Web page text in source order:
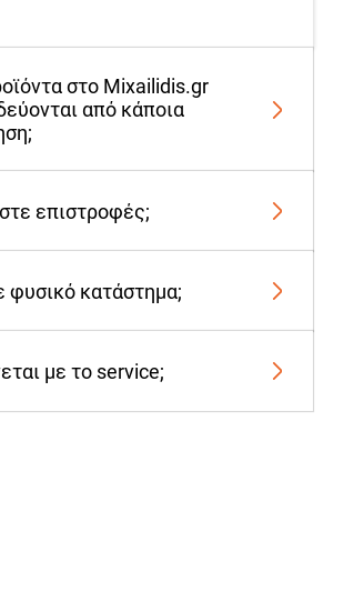
στο Mixailidis.gr
από κάποια
επιστροφές;
φυσικό κατάστημα;
με το service;